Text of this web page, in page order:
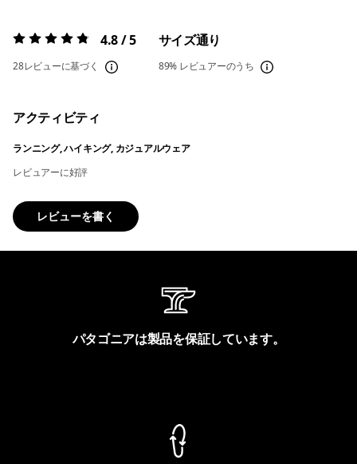
評価:4.8 / 5 4.8 / 5
28レビューに基づく
サイズ通り
89% レビュアーのうち
アクティビティ
ランニング, ハイキング, カジュアルウェア
レビュアーに好評
レビューを書く
パタゴニアは製品を保証しています。